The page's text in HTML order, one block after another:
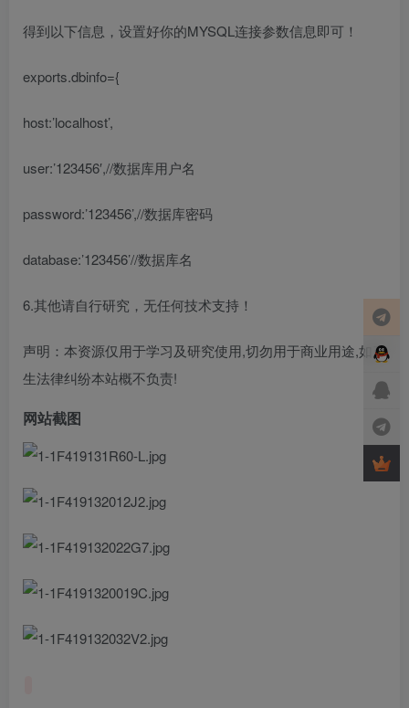
得到以下信息，设置好你的MYSQL连接参数信息即可！
exports.dbinfo={
host:’localhost’,
user:’123456′,//数据库用户名
password:’123456’,//数据库密码
database:’123456’//数据库名
6.其他请自行研究，无任何技术支持！
声明：本资源仅用于学习及研究使用,切勿用于商业用途,如产
生法律纠纷本站概不负责!
网站截图